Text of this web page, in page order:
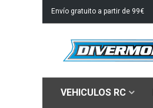
Envío gratuito a partir de 99€
VEHICULOS RC